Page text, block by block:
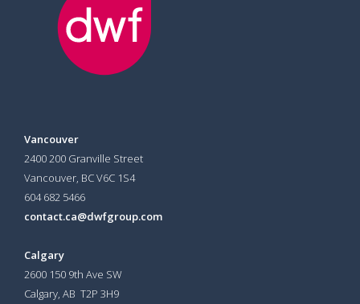
Vancouver
2400 200 Granville Street
Vancouver, BC V6C 1S4
604 682 5466
contact.ca@dwfgroup.com
Calgary
2600 150 9th Ave SW
Calgary, AB T2P 3H9